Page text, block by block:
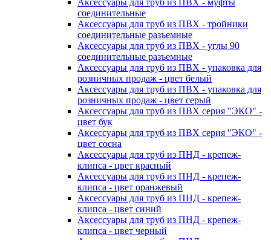
Аксессуары для труб из ПВХ - муфты
соединительные
Аксессуары для труб из ПВХ - тройники
соединительные разъемные
Аксессуары для труб из ПВХ - углы 90
соединительные разъемные
Аксессуары для труб из ПВХ - упаковка для
розничных продаж - цвет белый
Аксессуары для труб из ПВХ - упаковка для
розничных продаж - цвет серый
Аксессуары для труб из ПВХ серия "ЭКО" -
цвет бук
Аксессуары для труб из ПВХ серия "ЭКО" -
цвет сосна
Аксессуары для труб из ПНД - крепеж-
клипса - цвет красный
Аксессуары для труб из ПНД - крепеж-
клипса - цвет оранжевый
Аксессуары для труб из ПНД - крепеж-
клипса - цвет синий
Аксессуары для труб из ПНД - крепеж-
клипса - цвет черный